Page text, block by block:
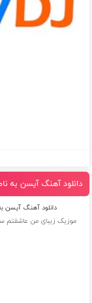
دانلود آهنگ آیسن به
دانلود آهنگ آیسن
موزیک زیبای من عاشقتم